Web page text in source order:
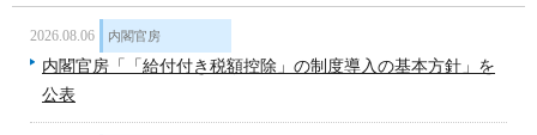
2026.08.06 内閣官房
内閣官房「「給付付き税額控除」の制度導入の基本方針」を
公表